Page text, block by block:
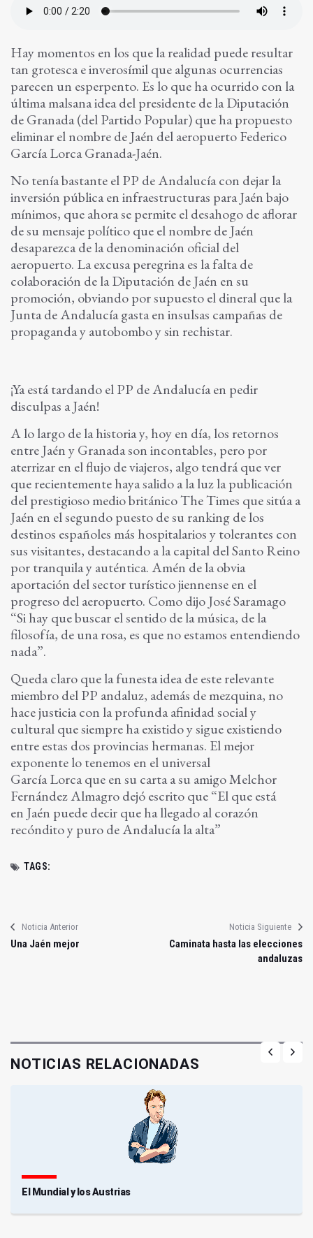
Hay momentos en los que la realidad puede resultar
tan grotesca e inverosímil que algunas ocurrencias
parecen un esperpento. Es lo que ha ocurrido con la
última malsana idea del presidente de la Diputación
de Granada (del Partido Popular) que ha propuesto
eliminar el nombre de Jaén del aeropuerto Federico
García Lorca Granada-Jaén.
No tenía bastante el PP de Andalucía con dejar la
inversión pública en infraestructuras para Jaén bajo
mínimos, que ahora se permite el desahogo de aflorar
de su mensaje político que el nombre de Jaén
desaparezca de la denominación oficial del
aeropuerto. La excusa peregrina es la falta de
colaboración de la Diputación de Jaén en su
promoción, obviando por supuesto el dineral que la
Junta de Andalucía gasta en insulsas campañas de
propaganda y autobombo y sin rechistar.
¡Ya está tardando el PP de Andalucía en pedir
disculpas a Jaén!
A lo largo de la historia y, hoy en día, los retornos
entre Jaén y Granada son incontables, pero por
aterrizar en el flujo de viajeros, algo tendrá que ver
que recientemente haya salido a la luz la publicación
del prestigioso medio británico The Times que sitúa a
Jaén en el segundo puesto desu ranking de los
destinos españoles más hospitalarios y tolerantes con
sus visitantes, destacando ala capital del Santo Reino
por tranquila y auténtica. Amén de la obvia
aportación del sector turísticojiennense en el
progreso del aeropuerto. Como dijo José Saramago
“Si hay que buscar el sentido de la música, de la
filosofía, de unarosa, es que no estamos entendiendo
nada”.
Queda claro que la funesta idea de este relevante
miembro del PP andaluz, además de mezquina, no
hace justicia con la profunda afinidad social y
cultural que siempre ha existido y sigue existiendo
entre estas dos provincias hermanas. El mejor
exponente lo tenemos en el universal
García Lorca que en su carta a su amigo Melchor
Fernández Almagro dejó escrito que “El que está
en Jaén puede decir que ha llegado al corazón
recóndito y puro de Andalucía la alta”
TAGS:
Noticia Anterior
Una Jaén mejor
Noticia Siguiente
Caminata hasta las elecciones
andaluzas
NOTICIAS RELACIONADAS
El Mundial y los Austrias